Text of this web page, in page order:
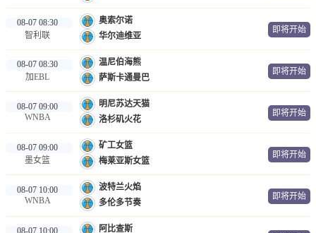
08-07 08:30
智利联
奥索尔诺
华尔迪维亚
即将开始
08-07 08:30
加EBL
温尼伯海熊
萨斯卡通曼巴
即将开始
08-07 09:00
WNBA
明尼苏达天猫
洛杉矶火花
即将开始
08-07 09:00
墨女篮
矿工女篮
梅莱亚斯女篮
即将开始
08-07 10:00
WNBA
波特兰火焰
多伦多节奏
即将开始
08-07 10:00
阿比查斯